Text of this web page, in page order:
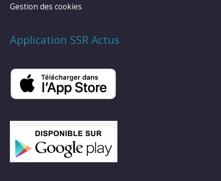
Gestion des cookies
Application SSR Actus